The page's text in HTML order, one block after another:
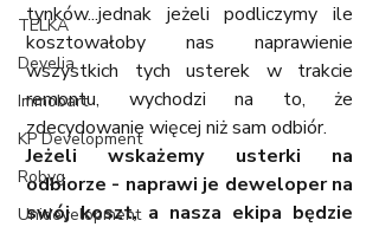
TELKA
Develia
Immobart
KP Development
Robyg
Unidevelopment
tynków...jednak jeżeli podliczymy ile
kosztowałoby nas naprawienie
wszystkich tych usterek w trakcie
remontu, wychodzi na to, że
zdecydowanie więcej niż sam odbiór.
Jeżeli wskażemy usterki na
odbiorze - naprawi je deweloper na
swój koszt, a nasza ekipa będzie